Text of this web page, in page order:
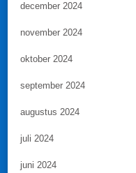
december 2024
november 2024
oktober 2024
september 2024
augustus 2024
juli 2024
juni 2024